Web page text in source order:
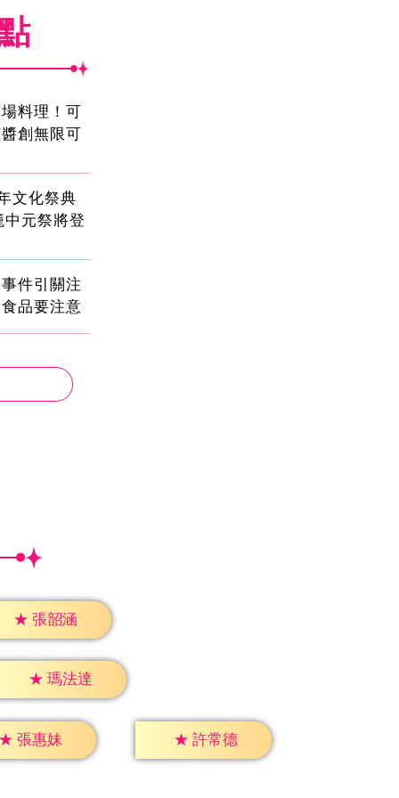
料理！可
創無限可
文化祭典
中元祭將登
件引關注
品要注意
★ 張韶涵
★ 瑪法達
張惠妹 ★ 許常德